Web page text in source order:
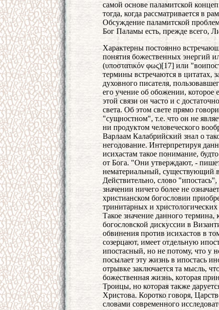
самой основе паламитской
тогда, когда рассматривается в
Обсуждение паламитской
Бог Паламы есть, прежде всего,
Характерны постоянно
понятия божественных энергий
(υποστατικόν φως)[17] или
термины встречаются в цитатах,
духовного писателя,
его учение об обожении,
этой связи он часто и с
света. Об этом свете прямо
"сущностном", т.е. что он не
ни продуктом человеческого
Варлаам Калабрийский знал о
негодование. Интерпретируя
исихастам такое понимание,
от Бога. "Они утверждают, -
нематериальный, существующий
Действительно, слово
значении ничего более не
христианском богословии
тринитарных и
Такое значение данного
богословской дискуссии в
обвинения против исихастов в
созерцают, имеет отдельную
ипостасный, но не потому, что у
посылает эту жизнь в ипостась
отрывке заключается та мысль,
божественная жизнь, которая
Троицы, но которая также
Христова. Коротко говоря,
словами современного